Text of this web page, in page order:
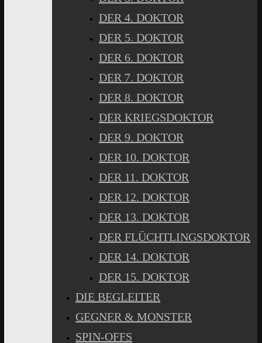
DER 4. DOKTOR
DER 5. DOKTOR
DER 6. DOKTOR
DER 7. DOKTOR
DER 8. DOKTOR
DER KRIEGSDOKTOR
DER 9. DOKTOR
DER 10. DOKTOR
DER 11. DOKTOR
DER 12. DOKTOR
DER 13. DOKTOR
DER FLÜCHTLINGSDOKTOR
DER 14. DOKTOR
DER 15. DOKTOR
DIE BEGLEITER
GEGNER & MONSTER
SPIN-OFFS